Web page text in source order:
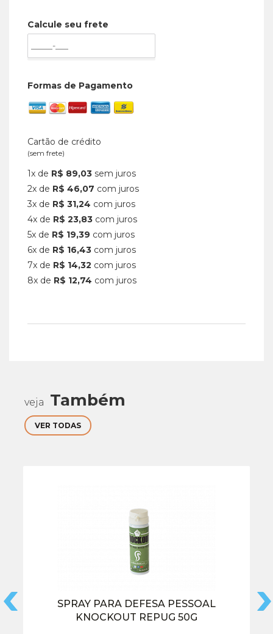
Calcule seu frete
Formas de Pagamento
Cartão de crédito
(sem frete)
1x de R$ 89,03 sem juros
2x de R$ 46,07 com juros
3x de R$ 31,24 com juros
4x de R$ 23,83 com juros
5x de R$ 19,39 com juros
6x de R$ 16,43 com juros
7x de R$ 14,32 com juros
8x de R$ 12,74 com juros
veja Também
VER TODAS
SPRAY PARA DEFESA PESSOAL
KNOCKOUT REPUG 50G